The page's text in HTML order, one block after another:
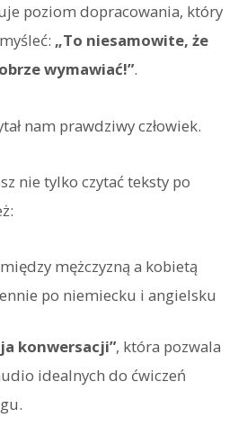
poziom dopracowania, który
„To niesamowite, że
wymawiać!”.
nam prawdziwy człowiek.
nie tylko czytać teksty po
mężczyzną a kobietą
po niemiecku i angielsku
konwersacji”, która pozwala
idealnych do ćwiczeń